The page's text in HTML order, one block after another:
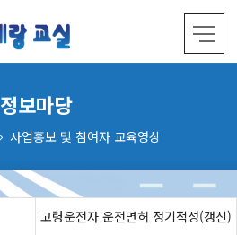
정보마당
사업홍보 및 참여자 교육영상
고령운전자 운전면허 정기적성(갱신)